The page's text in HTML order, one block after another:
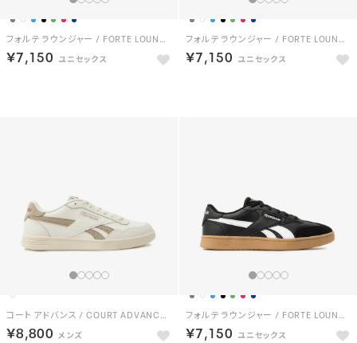
フォルテ ラウンジャー / FORTE LOUNGER （バーガンディー）
￥7,150
フォルテ ラウンジャー / FORTE LOUNGER （ホワイト）
￥7,150
コート アドバンス / COURT ADVANCE （チョーク）
￥8,800
フォルテ ラウンジャー / FORTE LOUNGER （ブラック）
￥7,150